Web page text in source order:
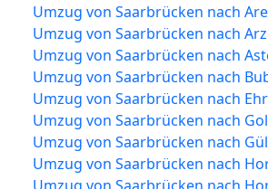
Umzug von Saarbrücken nach
Umzug von Saarbrücken nach
Umzug von Saarbrücken nach
Umzug von Saarbrücken nach
Umzug von Saarbrücken nach
Umzug von Saarbrücken nach
Umzug von Saarbrücken nach
Umzug von Saarbrücken nach
Umzug von Saarbrücken nach